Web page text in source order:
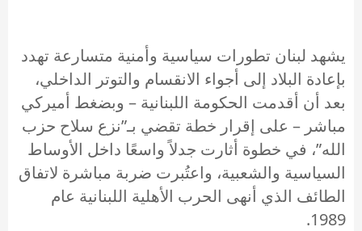
يشهد لبنان تطورات سياسية وأمنية متسارعة تهدد
بإعادة البلاد إلى أجواء الانقسام والتوتر الداخلي،
بعد أن أقدمت الحكومة اللبنانية – وبضغط أميركي
مباشر – على إقرار خطة تقضي بـ”نزع سلاح حزب
الله”، في خطوة أثارت جدلاً واسعًا داخل الأوساط
السياسية والشعبية، واعتُبرت ضربة مباشرة لاتفاق
الطائف الذي أنهى الحرب الأهلية اللبنانية عام
1989.